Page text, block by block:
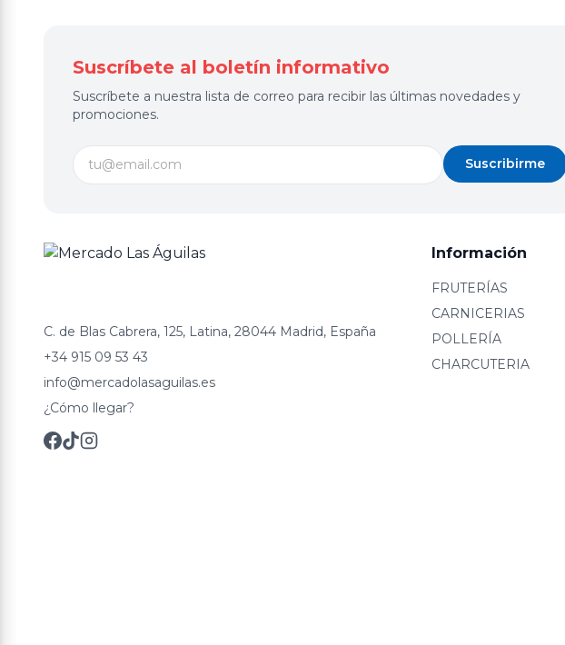
Suscríbete al boletín informativo
Suscríbete a nuestra lista de correo para recibir las últimas novedades y
promociones.
Suscribirme
C. de Blas Cabrera, 125, Latina, 28044 Madrid, España
+34 915 09 53 43
info@mercadolasaguilas.es
¿Cómo llegar?
Información
FRUTERÍAS
CARNICERIAS
POLLERÍA
CHARCUTERIA